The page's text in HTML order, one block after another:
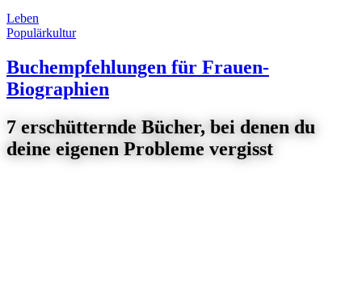
Leben
Populärkultur
Buchempfehlungen für Frauen-
Biographien
7 erschütternde Bücher, bei denen du
deine eigenen Probleme vergisst